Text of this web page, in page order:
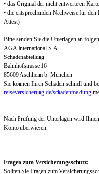
• das Original der nicht entwerteten Karte
• die entsprechenden Nachweise für
Attest)
Bitte senden Sie die Unterlagen an
AGA International S.A.
Schadenabteilung
Bahnhofstrasse 16
85609 Aschheim b. München
Sie können Ihren Schaden schnell und
reiseversicherung.de/schadenmeldung
Nach Prüfung der Unterlagen wird
Konto überwiesen.
Fragen zum Versicherungsschutz:
Sollten Sie Fragen zum